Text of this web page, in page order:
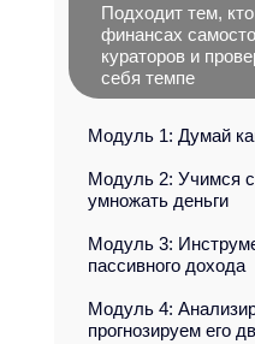
Модуль 1: Думай
Модуль 2: Учимся
умножать деньги
Модуль 3:
пассивного дохода
Модуль 4:
прогнозируем его
Подходит тем,
финансах
кураторов и
себя темпе